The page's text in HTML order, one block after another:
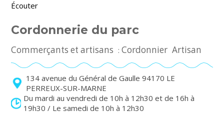
Écouter
Cordonnerie du parc
Commerçants et artisans :Cordonnier Artisan
134 avenue du Général de Gaulle 94170 LE
PERREUX-SUR-MARNE
Du mardi au vendredi de 10h à 12h30 et de 16h à
19h30 / Le samedi de 10h à 12h30